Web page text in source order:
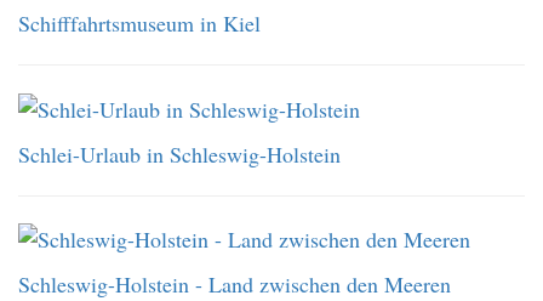
Schifffahrtsmuseum in Kiel
Schlei-Urlaub in Schleswig-Holstein
Schleswig-Holstein - Land zwischen den Meeren